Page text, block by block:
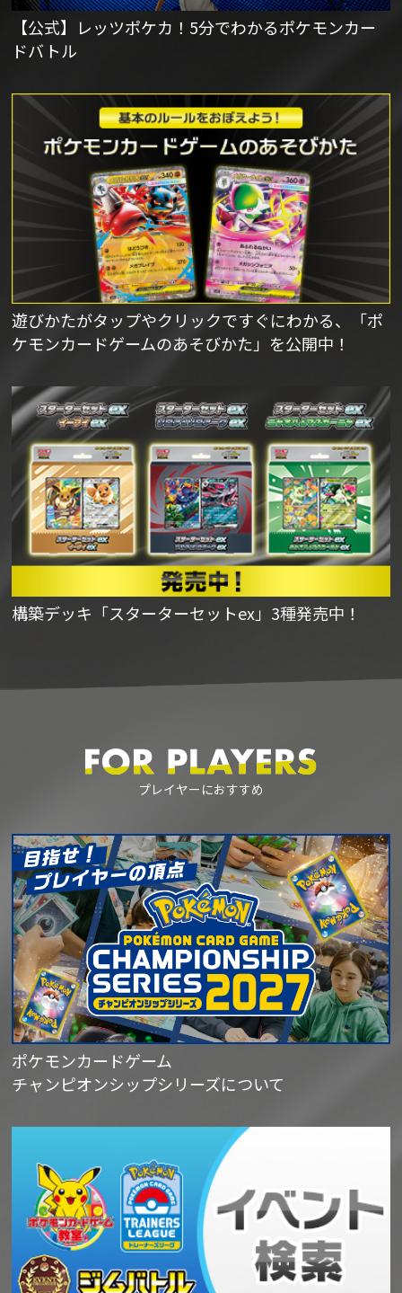
【公式】レッツポケカ！5分でわかるポケモンカー
ドバトル
遊びかたがタップやクリックですぐにわかる、「ポ
ケモンカードゲームのあそびかた」を公開中！
構築デッキ「スターターセットex」3種発売中！
プレイヤーにおすすめ
ポケモンカードゲーム
チャンピオンシップシリーズについて